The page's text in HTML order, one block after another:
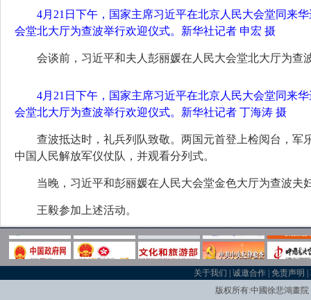
4月21日下午，国家主席习近平在北京人民大会堂同来
会堂北大厅为查波举行欢迎仪式。新华社记者 申宏 摄
会谈前，习近平和夫人彭丽媛在人民大会堂北大厅为查
4月21日下午，国家主席习近平在北京人民大会堂同来
会堂北大厅为查波举行欢迎仪式。新华社记者 丁海涛 摄
查波抵达时，礼兵列队致敬。两国元首登上检阅台，
中国人民解放军仪仗队，并观看分列式。
当晚，习近平和彭丽媛在人民大会堂金色大厅为查波夫
王毅参加上述活动。
关于我们 |诚邀合作 |免责声明 |
版权所有:中國徐悲鴻畫